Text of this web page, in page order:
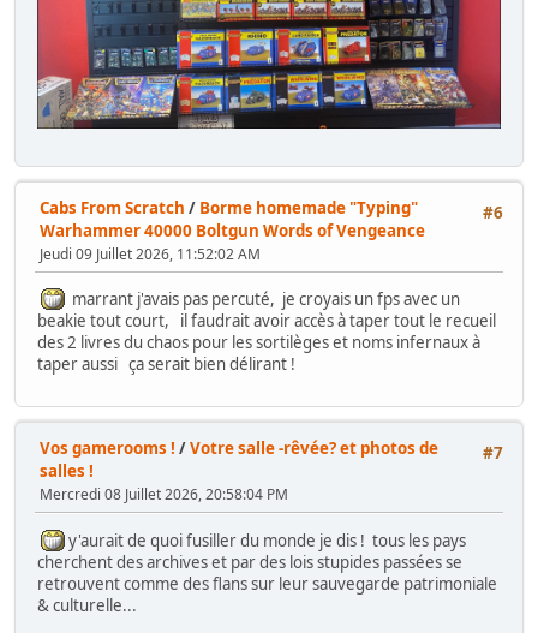
#6
Cabs From Scratch / Borme homemade "Typing"
Warhammer 40000 Boltgun Words of Vengeance
Jeudi 09 Juillet 2026, 11:52:02 AM
marrant j'avais pas percuté, je croyais un fps avec un
beakie tout court, il faudrait avoir accès à taper tout le recueil
des 2 livres du chaos pour les sortilèges et noms infernaux à
taper aussi ça serait bien délirant !
#7
Vos gamerooms ! /Votre salle -rêvée? et photos de
salles !
Mercredi 08 Juillet 2026, 20:58:04 PM
y'aurait de quoi fusiller du monde je dis ! tous les pays
cherchent des archives et par des lois stupides passées se
retrouvent comme des flans sur leur sauvegarde patrimoniale
& culturelle...